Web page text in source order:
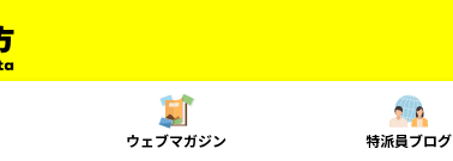
ウェブマガジン 特派員ブログ